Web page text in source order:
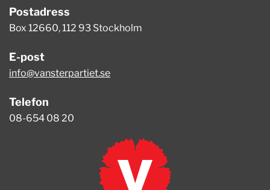
Postadress
Box 12660, 112 93 Stockholm
E-post
info@vansterpartiet.se
Telefon
08-654 08 20